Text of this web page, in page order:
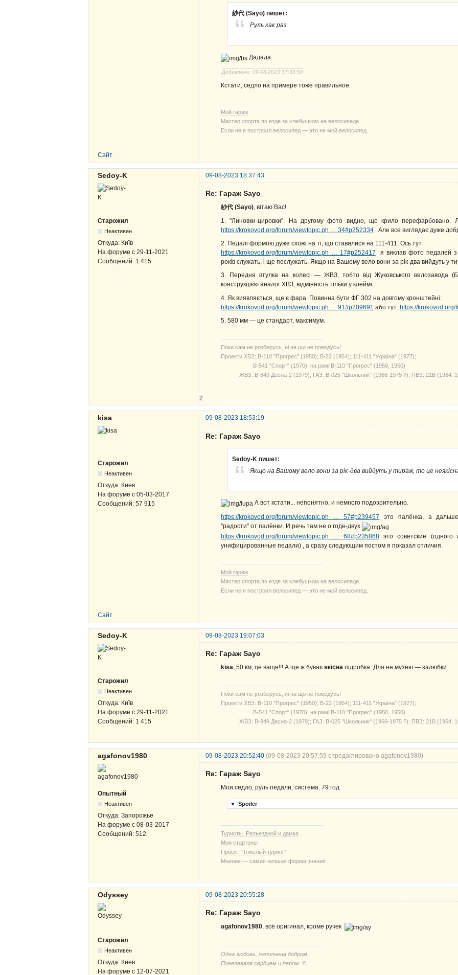
紗代 (Sayo) пишет:
Руль как раз
Дадада.
Добавлено: 09-08-2023 17:35:58
Кстати, седло на примере тоже правильное.
Мой гараж
Мастер спорта по езде за хлебушком на велосипеде.
Если не я построил велосипед — это не мой велосипед.
Сайт
Sedoy-K 09-08-2023 18:37:43
Старожил
Неактивен
Откуда: Київ
На форуме с 29-11-2021
Сообщений: 1 415
Re: Гараж Sayo
紗代 (Sayo), вітаю Вас!
1. "Линовки-цировки". На другому фото видно, що крило перефарбовано.
https://krokovod.org/forum/viewtopic.ph … 34#p252334 . Але все виглядає дуже
2. Педалі формою дуже схожі на ті, що ставилися на 111-411. Ось тут
https://krokovod.org/forum/viewtopic.ph … 17#p252417 я виклав фото педалей
років служать, і ще послужать. Якщо на Вашому вело вони за рік-два вийдуть у
3. Передня втулка на колесі — ЖВЗ, тобто від Жуковського велозавода
конструкцією аналог ХВЗ, відмінність тільки у клеймі.
4. Як виявляється, ще є фара. Повинна бути ФГ 302 на довгому кронштейні:
https://krokovod.org/forum/viewtopic.ph … 91#p209691 або тут: https://
5. 580 мм — це стандарт, максимум.
Поки сам не розберусь, ні на що не поведусь!
Проекти ХВЗ: В-110 "Прогрес" (1950); В-22 (1954); 111-411 "Україна" (1977);
В-541 "Спорт" (1970); на рамі В-110 "Прогрес" (1958, 1950)
ЖВЗ: В-849 Десна-2 (1979); ГАЗ: В-025 "Школьник" (1966-1975 ?); ПВЗ: 21В (1964,
2
kisa 09-08-2023 18:53:19
Старожил
Неактивен
Откуда: Киев
На форуме с 05-03-2017
Сообщений: 57 915
Re: Гараж Sayo
Sedoy-K пишет:
Якщо на Вашому вело вони за рік-два вийдуть у тираж, то це
А вот кстати... непонятно, и немного подозрительно.
https://krokovod.org/forum/viewtopic.ph … 57#p239457
это палёнка, а
"радости" от палёнки. И речь там не о годе-двух
https://krokovod.org/forum/viewtopic.ph … 68#p235868это советские (одного
унифицированные педали) , а сразу следующим постом я показал отличия.
Мой гараж
Мастер спорта по езде за хлебушком на велосипеде.
Если не я построил велосипед — это не мой велосипед.
Сайт
Sedoy-K 09-08-2023 19:07:03
Старожил
Неактивен
Откуда: Київ
На форуме с 29-11-2021
Сообщений: 1 415
Re: Гараж Sayo
kisa, 50 км, це ваще!!! А ще ж буває якісна підробка. Для не музею — залюбки.
Поки сам не розберусь, ні на що не поведусь!
Проекти ХВЗ: В-110 "Прогрес" (1950); В-22 (1954); 111-411 "Україна" (1977);
В-541 "Спорт" (1970); на рамі В-110 "Прогрес" (1958, 1950)
ЖВЗ: В-849 Десна-2 (1979); ГАЗ: В-025 "Школьник" (1966-1975 ?); ПВЗ: 21В (1964,
agafonov1980 09-08-2023 20:52:40 (09-08-2023 20:57:59 отредактировано agafonov1980)
Опытный
Неактивен
Откуда: Запорожье
На форуме с 08-03-2017
Сообщений: 512
Re: Гараж Sayo
Мои седло, руль педали, система. 79 год
▼ Spoiler
Туристы. Разъездной и дамка
Мои стартоны
Проект "Тяжелый туринг"
Мнение — самая низшая форма знания.
Odyssey 09-08-2023 20:55:28
Старожил
Неактивен
Откуда: Киев
На форуме с 12-07-2021
Re: Гараж Sayo
agafonov1980, всё оригинал, кроме ручек
Одна любовь, наполнена добром,
Повелевала сердцем и пером. ©